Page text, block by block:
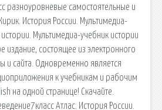
разноуровневые самостоятельные и
История России. Мультимедиа-
Мультимедиа-учебник истории
издание, состоящее из электронного
и сайта. Одновременно является
к учебникам и рабочим
на одной странице! Скачайте.
Атлас. История России.